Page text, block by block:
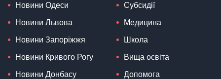
Новини Одеси
Новини Львова
Новини Запоріжжя
Новини Кривого Рогу
Новини Донбасу
Субсидії
Медицина
Школа
Вища освіта
Допомога